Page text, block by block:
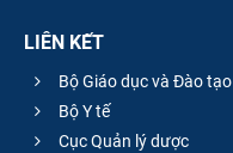
LIÊN KẾT
Bộ Giáo dục và Đào tạo
Bộ Y tế
Cục Quản lý dược